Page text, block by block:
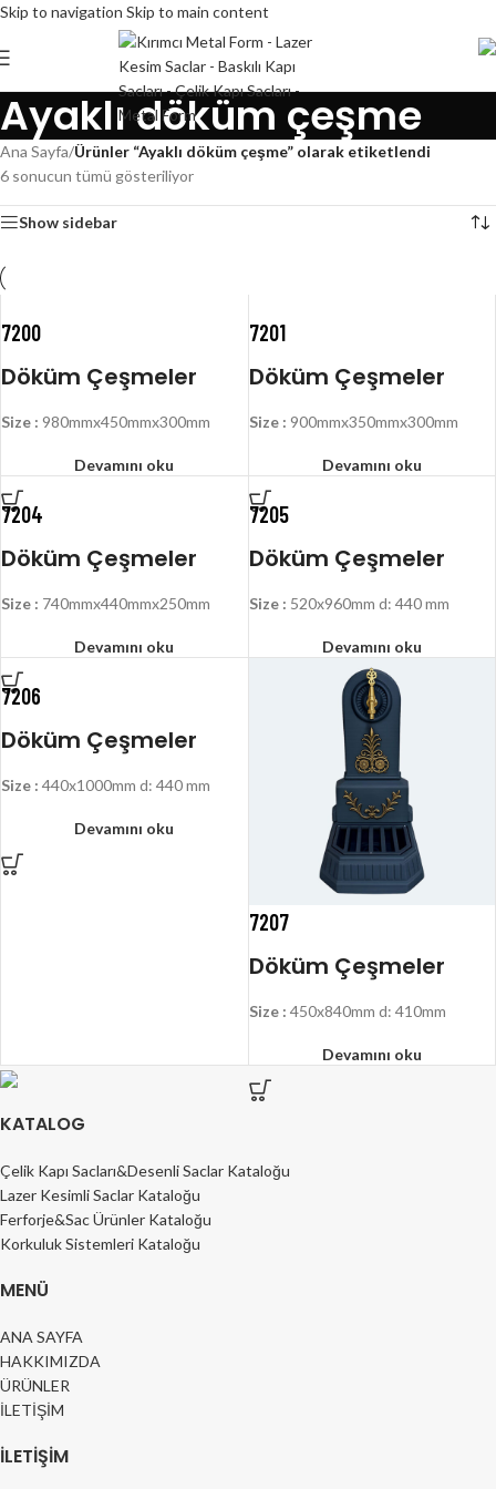
Skip to navigation Skip to main content
Ayaklı döküm çeşme
Ana Sayfa/Ürünler “Ayaklı döküm çeşme” olarak etiketlendi
6 sonucun tümü gösteriliyor
Show sidebar
7200
Döküm Çeşmeler
Size : 980mmx450mmx300mm
Devamını oku
7201
Döküm Çeşmeler
Size : 900mmx350mmx300mm
Devamını oku
7204
Döküm Çeşmeler
Size : 740mmx440mmx250mm
Devamını oku
7205
Döküm Çeşmeler
Size : 520x960mm d: 440 mm
Devamını oku
7206
Döküm Çeşmeler
Size : 440x1000mm d: 440 mm
Devamını oku
7207
Döküm Çeşmeler
Size : 450x840mm d: 410mm
Devamını oku
KATALOG
Çelik Kapı Sacları&Desenli Saclar Kataloğu
Lazer Kesimli Saclar Kataloğu
Ferforje&Sac Ürünler Kataloğu
Korkuluk Sistemleri Kataloğu
MENÜ
ANA SAYFA
HAKKIMIZDA
ÜRÜNLER
İLETİŞİM
İLETİŞİM